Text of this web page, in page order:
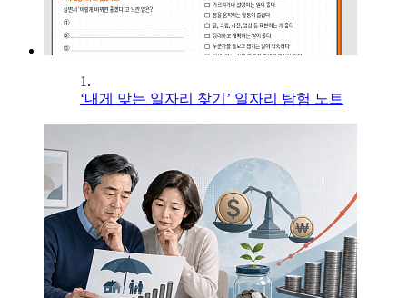
1.
‘내게 맞는 일자리 찾기’ 일자리 탐험 노트